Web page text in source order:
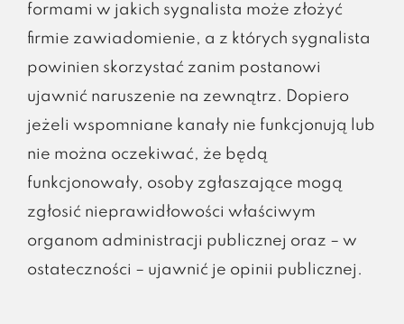
formami w jakich sygnalista może złożyć
firmie zawiadomienie, a z których sygnalista
powinien skorzystać zanim postanowi
ujawnić naruszenie na zewnątrz. Dopiero
jeżeli wspomniane kanały nie funkcjonują lub
nie można oczekiwać, że będą
funkcjonowały, osoby zgłaszające mogą
zgłosić nieprawidłowości właściwym
organom administracji publicznej oraz – w
ostateczności – ujawnić je opinii publicznej.